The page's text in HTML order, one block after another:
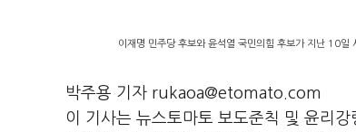
이재명 민주당 후보와 윤석열 국민의힘 후보가 지난 10
박주용 기자 rukaoa@etomato.com
이 기사는 뉴스토마토 보도준칙 및 윤리